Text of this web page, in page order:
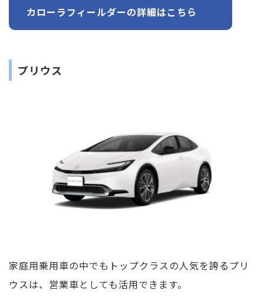
カローラフィールダーの詳細はこちら
プリウス
家庭用乗用車の中でもトップクラスの人気を誇るプリ
ウスは、営業車としても活用できます。